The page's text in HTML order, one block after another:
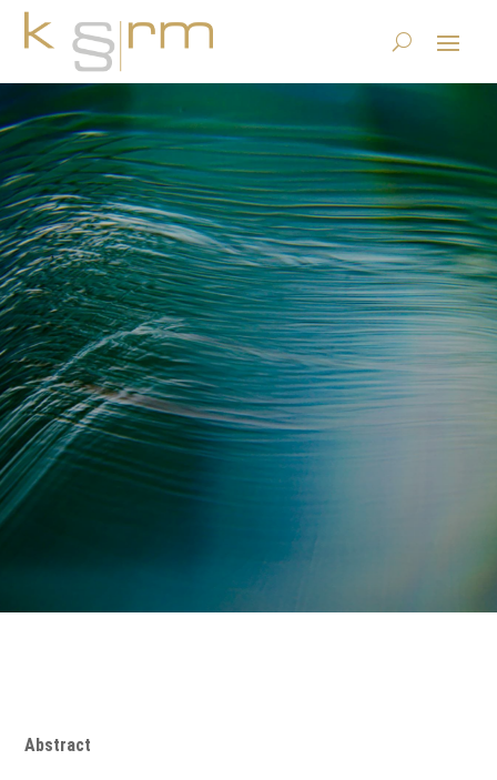
Fachartikel: Information
Governance – Über den
Tellerrand hinaus
9.8.2018|Datenstrategie & Information Governance
0
Kommentare
Abstract